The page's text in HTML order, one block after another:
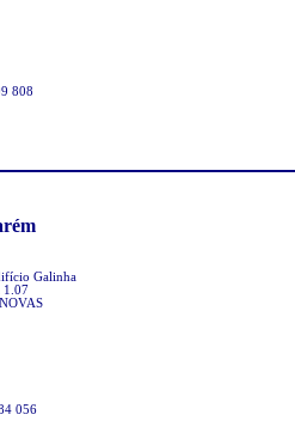
808
Galinha
1.07
056